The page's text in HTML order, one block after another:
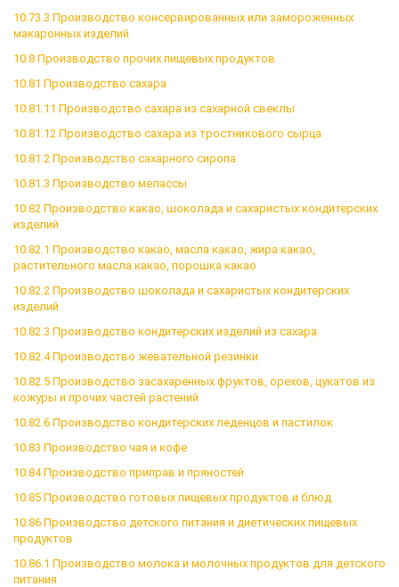
10.73.3 Производство консервированных или замороженных
макаронных изделий
10.8 Производство прочих пищевых продуктов
10.81 Производство сахара
10.81.11 Производство сахара из сахарной свеклы
10.81.12 Производство сахара из тростникового сырца
10.81.2 Производство сахарного сиропа
10.81.3 Производство мелассы
10.82 Производство какао, шоколада и сахаристых кондитерских
изделий
10.82.1 Производство какао, масла какао, жира какао,
растительного масла какао, порошка какао
10.82.2 Производство шоколада и сахаристых кондитерских
изделий
10.82.3 Производство кондитерских изделий из сахара
10.82.4 Производство жевательной резинки
10.82.5 Производство засахаренных фруктов, орехов, цукатов из
кожуры и прочих частей растений
10.82.6 Производство кондитерских леденцов и пастилок
10.83 Производство чая и кофе
10.84 Производство приправ и пряностей
10.85 Производство готовых пищевых продуктов и блюд
10.86 Производство детского питания и диетических пищевых
продуктов
10.86.1 Производство молока и молочных продуктов для детского
питания